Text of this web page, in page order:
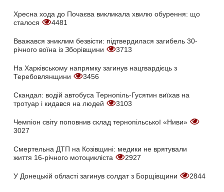
Хресна хода до Почаєва викликала хвилю обурення: що
сталося
4481
Вважався зниклим безвісти: підтвердилася загибель 30-
річного воїна із Зборівщини
3713
На Харківському напрямку загинув нацгвардієць з
Теребовлянщини
3456
Скандал: водій автобуса Тернопіль-Гусятин виїхав на
тротуар і кидався на людей
3103
Чемпіон світу поповнив склад тернопільської «Ниви»
3027
Смертельна ДТП на Козівщині: медики не врятували
життя 16-річного мотоцикліста
2927
У Донецькій області загинув солдат з Борщівщини 2844